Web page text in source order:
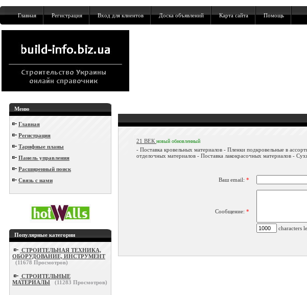
Главная Регистрация Вход для клиентов Доска объявлений Карта сайта Помощь
Меню
Главная
Регистрация
Тарифные планы
Панель управления
Расширенный поиск
Связь с нами
Популярные категории
СТРОИТЕЛЬНАЯ ТЕХНИКА,
ОБОРУДОВАНИЕ, ИНСТРУМЕНТ
(11678 Просмотров)
СТРОИТЕЛЬНЫЕ
МАТЕРИАЛЫ
(11283 Просмотров)
21 ВЕК новый обновленный
- Поставка кровельных материалов - Пленки подкровельные в
отделочных материалов - Поставка лакокрасочных материалов -
Ваш email: *
Сообщение: *
characters